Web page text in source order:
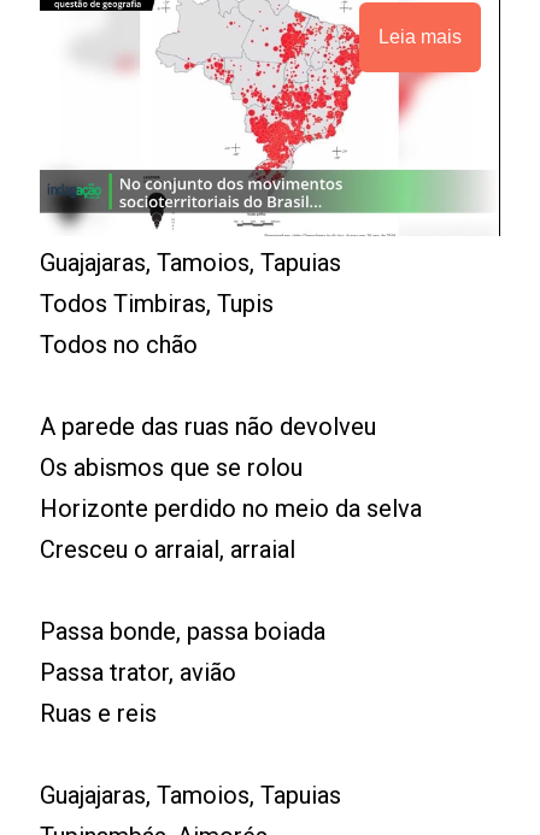
Leia mais
Guajajaras, Tamoios, Tapuias
Todos Timbiras, Tupis
Todos no chão
A parede das ruas não devolveu
Os abismos que se rolou
Horizonte perdido no meio da selva
Cresceu o arraial, arraial
Passa bonde, passa boiada
Passa trator, avião
Ruas e reis
Guajajaras, Tamoios, Tapuias